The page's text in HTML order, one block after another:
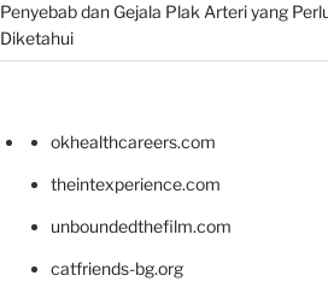
Penyebab dan Gejala Plak Arteri yang
Diketahui
okhealthcareers.com
theintexperience.com
unboundedthefilm.com
catfriends-bg.org